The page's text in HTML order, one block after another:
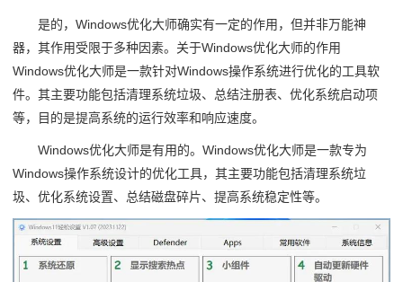
是的，Windows优化大师确实有一定的作用，但并非万能神
器，其作用受限于多种因素。关于Windows优化大师的作用
Windows优化大师是一款针对Windows操作系统进行优化的工具软
件。其主要功能包括清理系统垃圾、总结注册表、优化系统启动项
等，目的是提高系统的运行效率和响应速度。
Windows优化大师是有用的。Windows优化大师是一款专为
Windows操作系统设计的优化工具，其主要功能包括清理系统垃
圾、优化系统设置、总结磁盘碎片、提高系统稳定性等。